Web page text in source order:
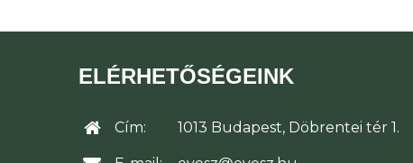
ELÉRHETŐSÉGEINK
Cím: 1013 Budapest, Döbrentei tér 1.